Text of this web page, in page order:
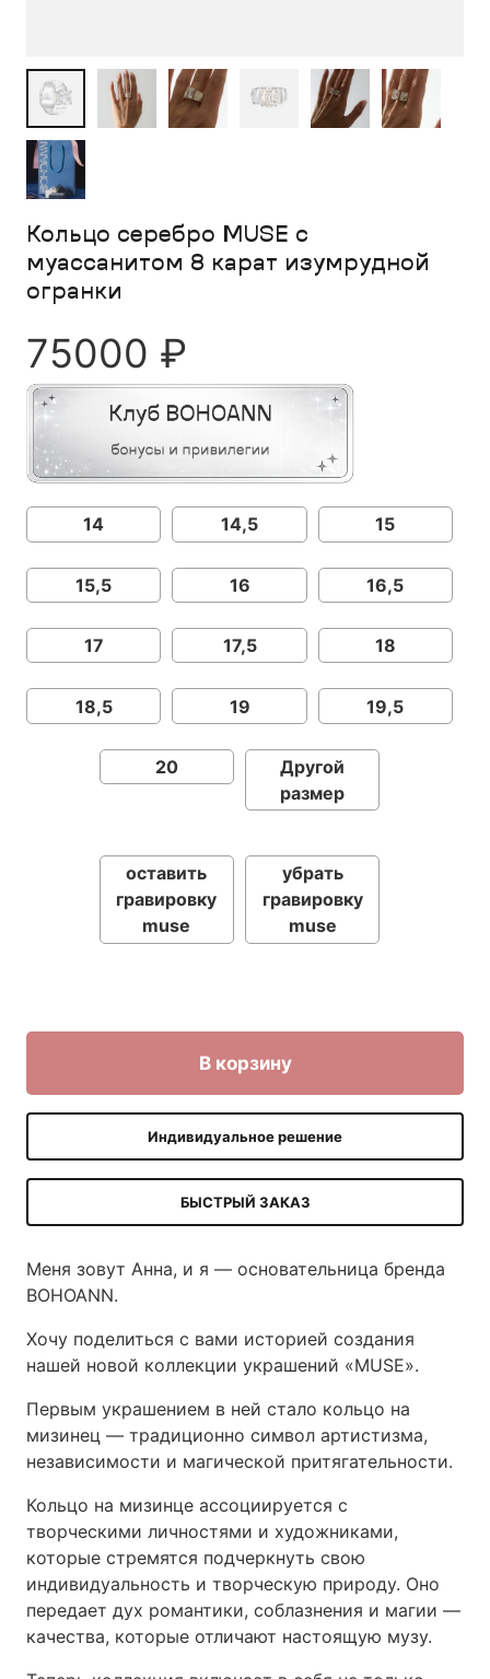
Кольцо серебро MUSE с
муассанитом 8 карат изумрудной
огранки
75000 ₽
14 14,5 15
15,5 16 16,5
17 17,5 18
18,5 19 19,5
20
Другой
размер
оставить
гравировку
muse
убрать
гравировку
muse
В корзину
Индивидуальное решение
БЫСТРЫЙ ЗАКАЗ
Меня зовут Анна, и я — основательница бренда
BOHOANN.
Хочу поделиться с вами историей создания
нашей новой коллекции украшений «MUSE».
Первым украшением в ней стало кольцо на
мизинец — традиционно символ артистизма,
независимости и магической притягательности.
Кольцо на мизинце ассоциируется с
творческими личностями и художниками,
которые стремятся подчеркнуть свою
индивидуальность и творческую природу. Оно
передает дух романтики, соблазнения и магии —
качества, которые отличают настоящую музу.